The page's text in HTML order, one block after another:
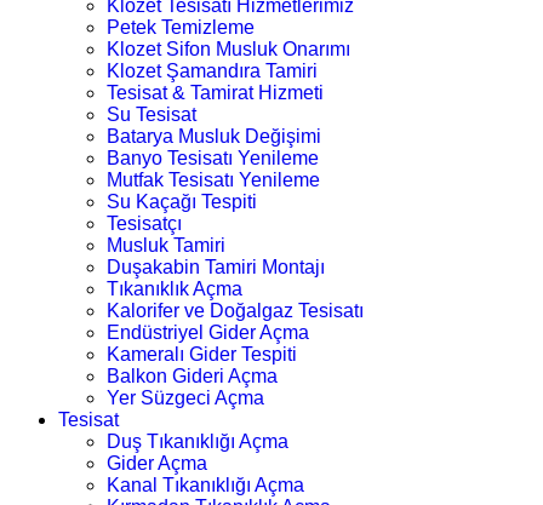
Klozet Tesisatı Hizmetlerimiz
Petek Temizleme
Klozet Sifon Musluk Onarımı
Klozet Şamandıra Tamiri
Tesisat & Tamirat Hizmeti
Su Tesisat
Batarya Musluk Değişimi
Banyo Tesisatı Yenileme
Mutfak Tesisatı Yenileme
Su Kaçağı Tespiti
Tesisatçı
Musluk Tamiri
Duşakabin Tamiri Montajı
Tıkanıklık Açma
Kalorifer ve Doğalgaz Tesisatı
Endüstriyel Gider Açma
Kameralı Gider Tespiti
Balkon Gideri Açma
Yer Süzgeci Açma
Tesisat
Duş Tıkanıklığı Açma
Gider Açma
Kanal Tıkanıklığı Açma